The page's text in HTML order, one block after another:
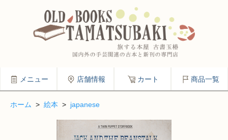
メニュー 店舗情報 カート 商品一覧
ホーム > 絵本 > japanese